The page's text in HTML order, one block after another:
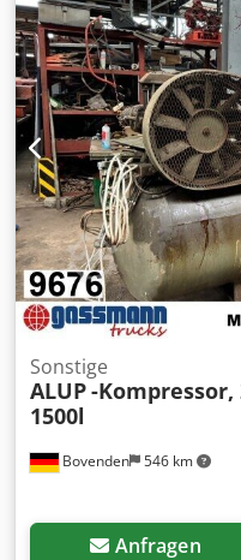
Bovenden 546 km
Sonstige
ALUP-Kompressor,
1500l
Anfragen